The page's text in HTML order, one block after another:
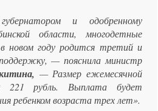
и одобренному
области, многодетные
новом году родится третий и
— пояснила министр
— Размер ежемесячной
221 рубль. Выплата будет
ребенком возраста трех лет».